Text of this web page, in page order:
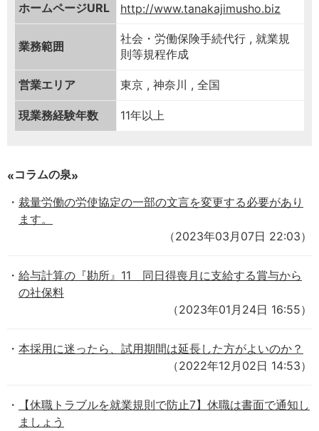
ホームページURL http://www.tanakajimusho.biz
業務範囲
社会・労働保険手続代行 , 就業規
則等規程作成
営業エリア 東京 , 神奈川 , 全国
現業務経験年数 11年以上
コラムの泉
裁量労働の労使協定の一部の文言を変更する必要があり
ます。
（2023年03月07日 22:03）
給与計算の『勘所』11 同日得喪月に支給する賞与から
の社保料
（2023年01月24日 16:55）
本採用に迷ったら、試用期間は延長した方がよいのか？
（2022年12月02日 14:53）
【休職トラブルを就業規則で防止7】休職は書面で通知し
ましょう